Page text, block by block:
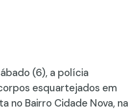
(6), a polícia
esquartejados em
no Bairro Cidade Nova, na